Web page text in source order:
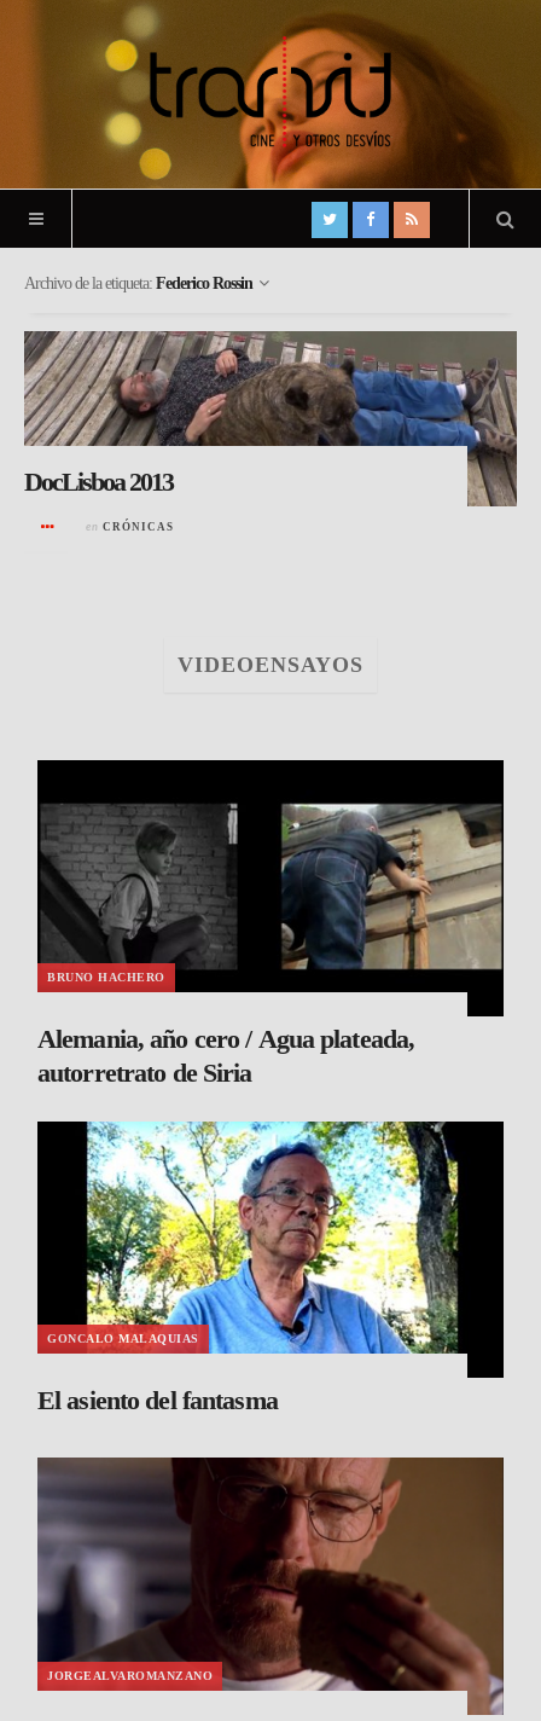
Archivo de la etiqueta: Federico Rossin
DocLisboa 2013
en CRÓNICAS
VIDEOENSAYOS
BRUNO HACHERO
Alemania, año cero / Agua plateada,
autorretrato de Siria
GONCALO MALAQUIAS
El asiento del fantasma
JORGEALVAROMANZANO